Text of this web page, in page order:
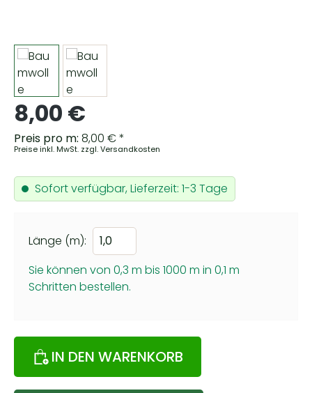
Regulärer Preis:
8,00 €
Preis pro m: 8,00 € *
Preise inkl. MwSt. zzgl. Versandkosten
Sofort verfügbar, Lieferzeit: 1-3 Tage
Länge (m):
Sie können von 0,3 m bis 1000 m in 0,1 m
Schritten bestellen.
IN DEN WARENKORB